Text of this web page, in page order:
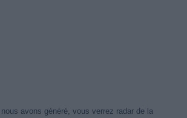
avons généré, vous verrez radar de la